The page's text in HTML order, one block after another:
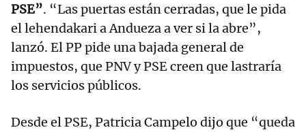
PSE”. “Las puertas están cerradas, que le pida
el lehendakari a Andueza a ver si la abre”,
lanzó. El PP pide una bajada general de
impuestos, que PNV y PSE creen que lastraría
los servicios públicos.
Desde el PSE, Patricia Campelo dijo que “queda